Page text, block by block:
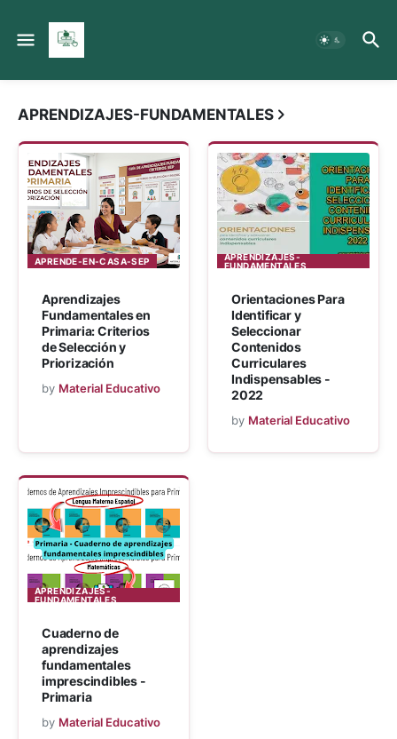
APRENDIZAJES-FUNDAMENTALES
APRENDE-EN-CASA-SEP
Aprendizajes
Fundamentales en
Primaria: Criterios
de Selección y
Priorización
by Material Educativo
APRENDIZAJES-
FUNDAMENTALES
Orientaciones Para
Identificar y
Seleccionar
Contenidos
Curriculares
Indispensables -
2022
by Material Educativo
APRENDIZAJES-
FUNDAMENTALES
Cuaderno de
aprendizajes
fundamentales
imprescindibles -
Primaria
by Material Educativo